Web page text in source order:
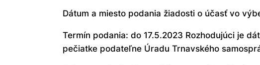
Dátum a miesto podania žiadosti o účasť vo
Termín podania: do 17.5.2023 Rozhodujúci je
pečiatke podateľne Úradu Trnavského